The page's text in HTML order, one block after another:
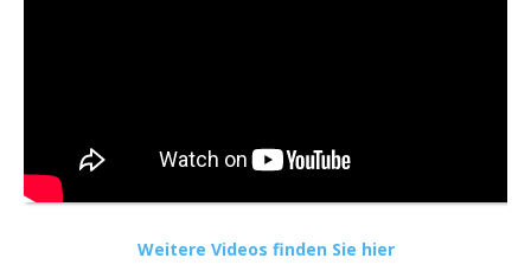
Weitere Videos finden Sie hier